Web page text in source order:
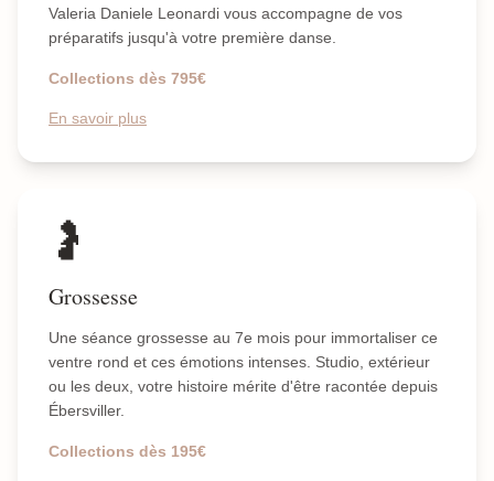
Valeria Daniele Leonardi vous accompagne de vos
préparatifs jusqu'à votre première danse.
Collections dès 795€
En savoir plus
🤰
Grossesse
Une séance grossesse au 7e mois pour immortaliser ce
ventre rond et ces émotions intenses. Studio, extérieur
ou les deux, votre histoire mérite d'être racontée depuis
Ébersviller.
Collections dès 195€